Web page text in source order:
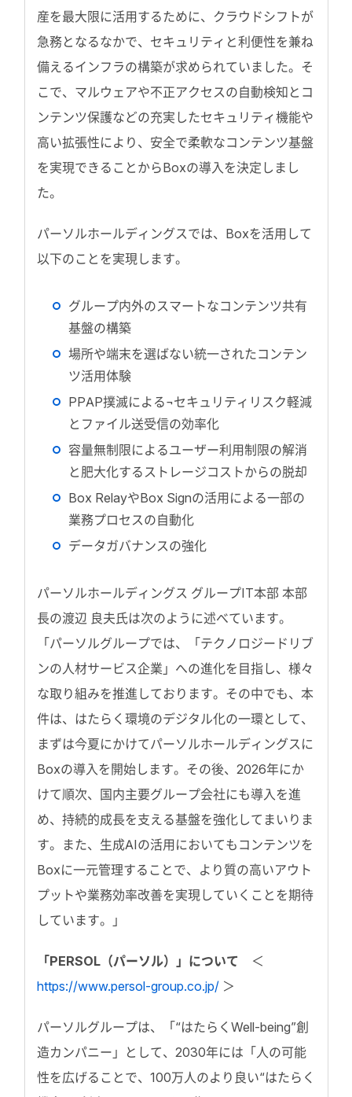
産を最大限に活用するために、クラウドシフトが
急務となるなかで、セキュリティと利便性を兼ね
備えるインフラの構築が求められていました。そ
こで、マルウェアや不正アクセスの自動検知とコ
ンテンツ保護などの充実したセキュリティ機能や
高い拡張性により、安全で柔軟なコンテンツ基盤
を実現できることからBoxの導入を決定しまし
た。
パーソルホールディングスでは、Boxを活用して
以下のことを実現します。
グループ内外のスマートなコンテンツ共有
基盤の構築
場所や端末を選ばない統一されたコンテン
ツ活用体験
PPAP撲滅による¬セキュリティリスク軽減
とファイル送受信の効率化
容量無制限によるユーザー利用制限の解消
と肥大化するストレージコストからの脱却
Box RelayやBox Signの活用による一部の
業務プロセスの自動化
データガバナンスの強化
パーソルホールディングス グループIT本部 本部
長の渡辺 良夫氏は次のように述べています。
「パーソルグループでは、「テクノロジードリブ
ンの人材サービス企業」への進化を目指し、様々
な取り組みを推進しております。その中でも、本
件は、はたらく環境のデジタル化の一環として、
まずは今夏にかけてパーソルホールディングスに
Boxの導入を開始します。その後、2026年にか
けて順次、国内主要グループ会社にも導入を進
め、持続的成長を支える基盤を強化してまいりま
す。また、生成AIの活用においてもコンテンツを
Boxに一元管理することで、より質の高いアウト
プットや業務効率改善を実現していくことを期待
しています。」
「PERSOL（パーソル）」について ＜
https://www.persol-group.co.jp/ ＞
パーソルグループは、「“はたらくWell-being”創
造カンパニー」として、2030年には「人の可能
性を広げることで、100万人のより良い“はたらく